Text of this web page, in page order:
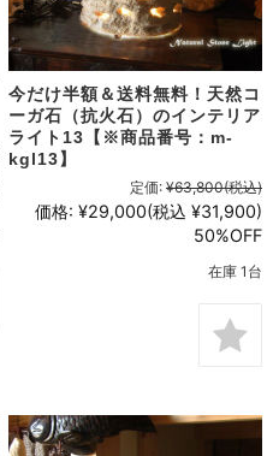
今だけ半額＆送料無料！天然コ
ーガ石（抗火石）のインテリア
ライト13【※商品番号：m-
kgl13】
定価: ¥63,800(税込)
価格: ¥29,000(税込 ¥31,900)
50%OFF
在庫 1台